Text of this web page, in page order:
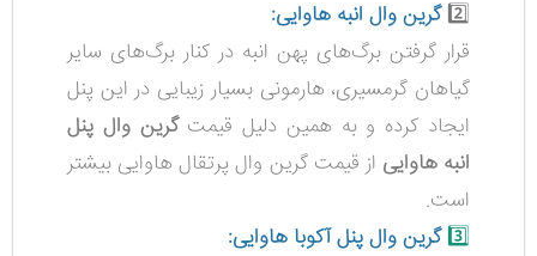
2️⃣ گرین وال انبه هاوایی:
قرار گرفتن برگ‌های پهن انبه در کنار برگ‌های سایر
گیاهان گرمسیری، هارمونی بسیار زیبایی در این پنل
ایجاد کرده و به همین دلیل قیمتگرین وال پنل
انبه هاوایی از قیمت گرین وال پرتقال هاوایی بیشتر
است.
3️⃣گرین وال پنل آکوبا هاوایی: